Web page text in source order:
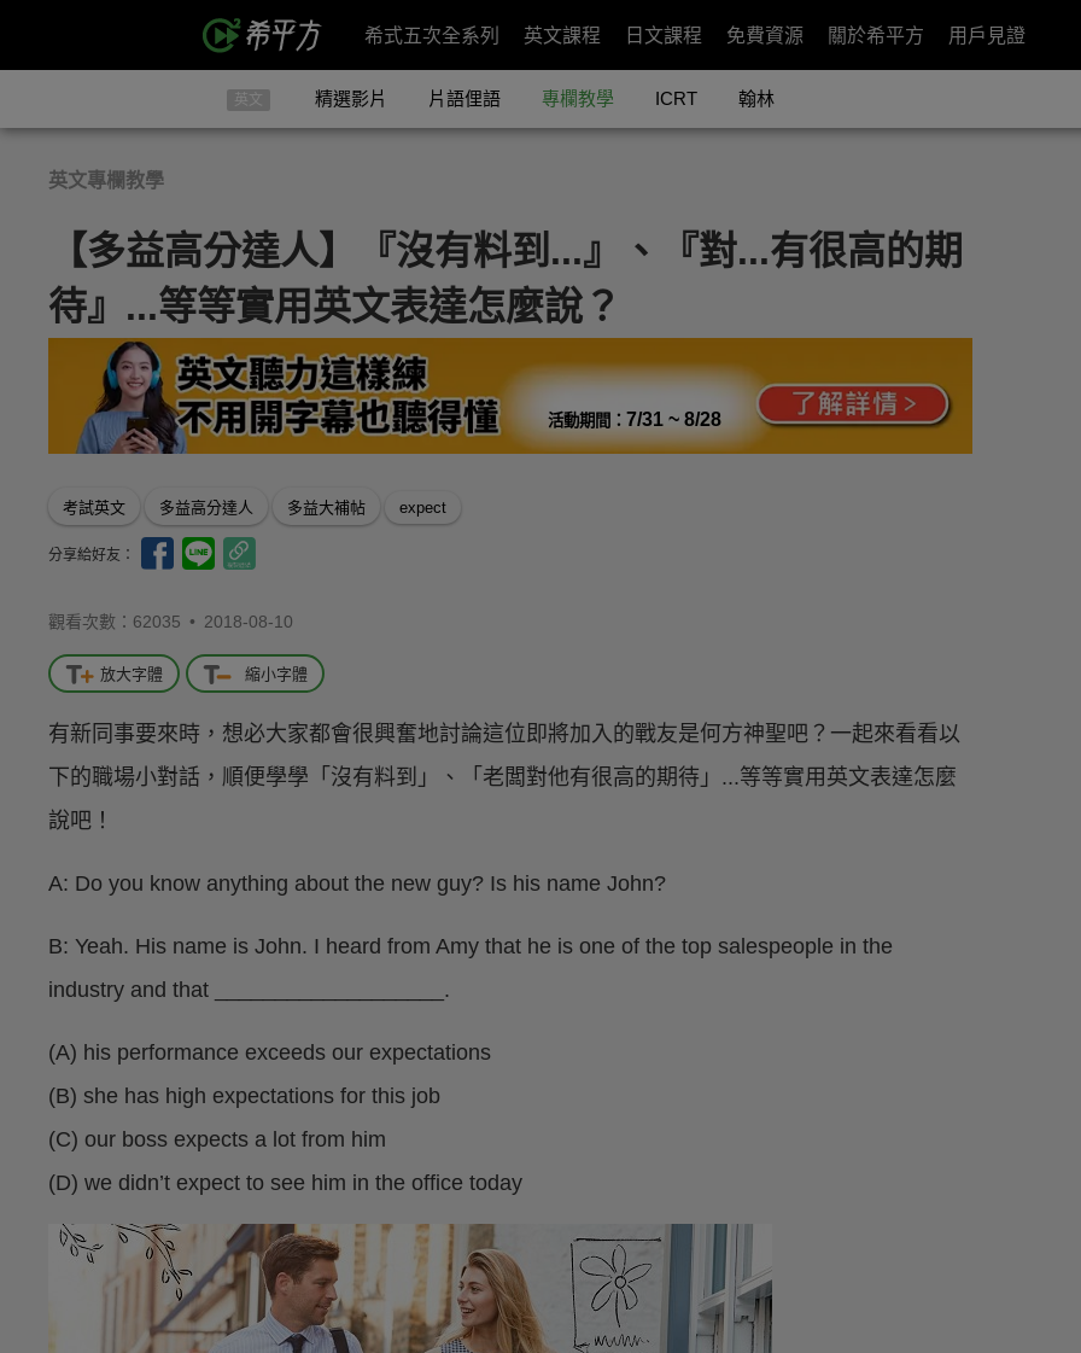
希式五次全系列 英文課程 日文課程 免費資源 關於希平方 用戶見證
英文 精選影片 片語俚語 專欄教學 ICRT 翰林
英文專欄教學
【多益高分達人】『沒有料到...』、『對...有很高的期
待』...等等實用英文表達怎麼說？
活動期間： 7/31 ~ 8/28
考試英文 多益高分達人 多益大補帖 expect
分享給好友：
觀看次數：62035 • 2018-08-10
放大字體 縮小字體
有新同事要來時，想必大家都會很興奮地討論這位即將加入的戰友是何方神聖吧？一起來看看以
下的職場小對話，順便學學「沒有料到」、「老闆對他有很高的期待」...等等實用英文表達怎麼
說吧！
A: Do you know anything about the new guy? Is his name John?
B: Yeah. His name is John. I heard from Amy that he is one of the top salespeople in the
industry and that ___________________.
(A) his performance exceeds our expectations
(B) she has high expectations for this job
(C) our boss expects a lot from him
(D) we didn’t expect to see him in the office today